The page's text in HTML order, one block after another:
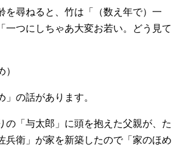
を尋ねると、竹は「（数え年で）一
一つにしちゃあ大変お若い。どう見て
の話があります。
の「与太郎」に頭を抱えた父親が、た
兵衛」が家を新築したので「家のほめ